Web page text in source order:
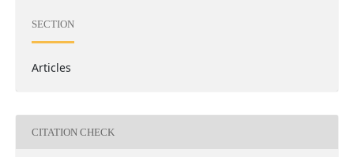
SECTION
Articles
CITATION CHECK